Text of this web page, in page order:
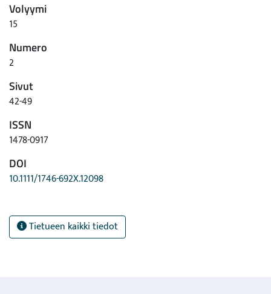
Volyymi
15
Numero
2
Sivut
42-49
ISSN
1478-0917
DOI
10.1111/1746-692X.12098
Tietueen kaikki tiedot